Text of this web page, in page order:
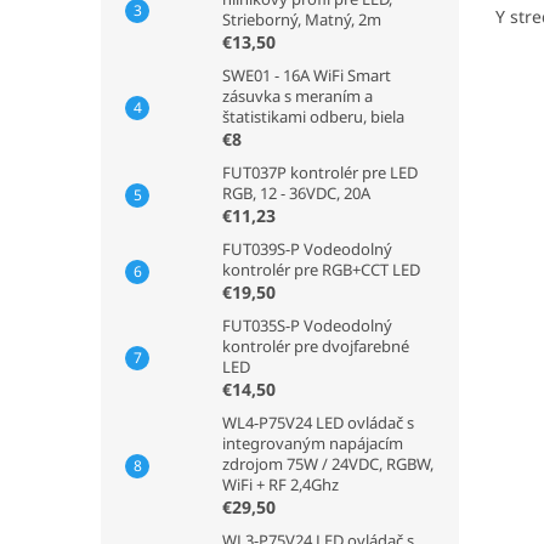
Strieborný, Matný, 2m
€13,50
SWE01 - 16A WiFi Smart
zásuvka s meraním a
štatistikami odberu, biela
€8
FUT037P kontrolér pre LED
RGB, 12 - 36VDC, 20A
€11,23
FUT039S-P Vodeodolný
kontrolér pre RGB+CCT LED
€19,50
FUT035S-P Vodeodolný
kontrolér pre dvojfarebné
LED
€14,50
WL4-P75V24 LED ovládač s
integrovaným napájacím
zdrojom 75W / 24VDC, RGBW,
WiFi + RF 2,4Ghz
€29,50
Y